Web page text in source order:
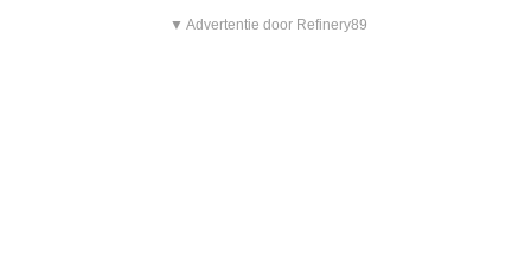
▼ Advertentie door Refinery89